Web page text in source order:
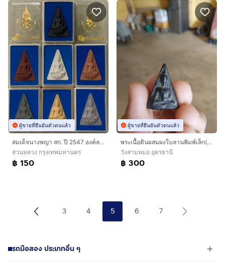
ผู้ขายที่ยืนยันตัวตนแล้ว
สมเด็จนางพญา​ สก​. ปี 2547 องค์ละ 150 บาทส่งฟรี คละสีส่ง
สวนหลวง กรุงเทพมหานคร
฿ 150
ผู้ขายที่ยืนยันตัวตนแล้ว
พระเนื้อดินผสมผงใบลานพิมพ์เล็ก(พระพิมพ์พระนางพญาพิมพ์เล็กไม่ทราบเกจิที่สร้าง(040322))พระบ้านพระเครื่องรางของมงคลพระบ้านพระเครื่องรางของมงคล
วังสามหมอ อุดรธานี
฿ 300
3 4 5 6 7
รถมือสอง ประเภทอื่น ๆ